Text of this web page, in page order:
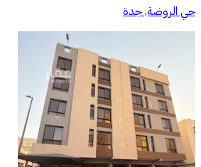
حي الروضة, جدة